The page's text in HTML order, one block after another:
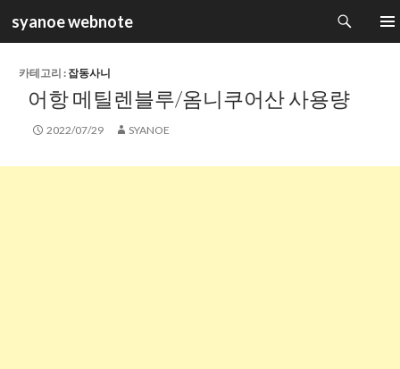
syanoe webnote
색
츠
기
카테고리 : 잡동사니
어항 메틸렌블루/옴니쿠어산 사용량
2022/07/29 SYANOE